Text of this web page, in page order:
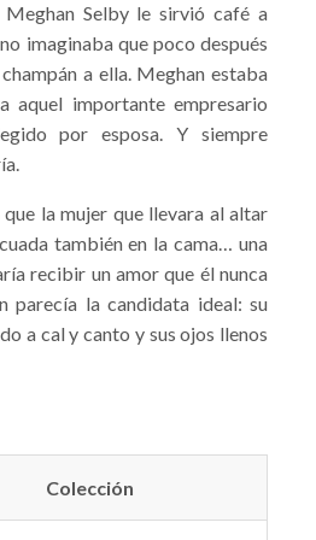
Meghan Selby le sirvió café a
imaginaba que poco después
a ella. Meghan estaba
aquel importante empresario
por esposa. Y siempre
la mujer que llevara al altar
también en la cama… una
recibir un amor que él nunca
parecía la candidata ideal: su
a cal y canto y sus ojos llenos
Colección